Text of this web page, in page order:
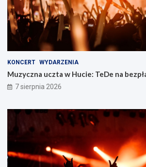
KONCERT WYDARZENIA
Muzyczna uczta w Hucie: TeDe na
7 sierpnia 2026